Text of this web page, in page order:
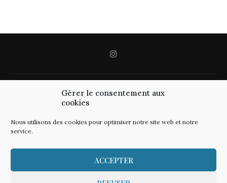
Gérer le consentement aux
cookies
Nous utilisons des cookies pour optimiser notre site web et notre
service.
ACCEPTER